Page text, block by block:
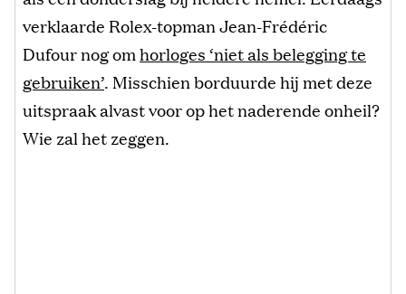
verklaarde Rolex-topman Jean-Frédéric
Dufour nog omhorloges ‘niet als belegging te
gebruiken’. Misschien borduurde hij met deze
uitspraak alvast voor op het naderende onheil?
Wie zal het zeggen.